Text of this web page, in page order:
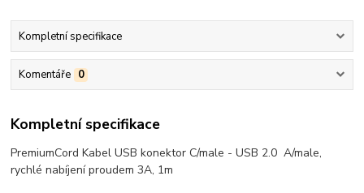
Kompletní specifikace
Komentáře 0
Kompletní specifikace
PremiumCord Kabel USB konektor C/male - USB 2.0 A/male,
rychlé nabíjení proudem 3A, 1m